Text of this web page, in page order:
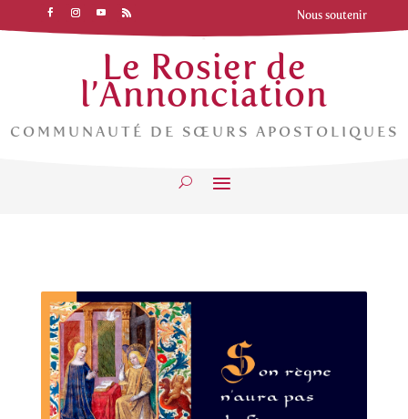
Nous soutenir
Le Rosier de
l’Annonciation
COMMUNAUTÉ DE SŒURS APOSTOLIQUES